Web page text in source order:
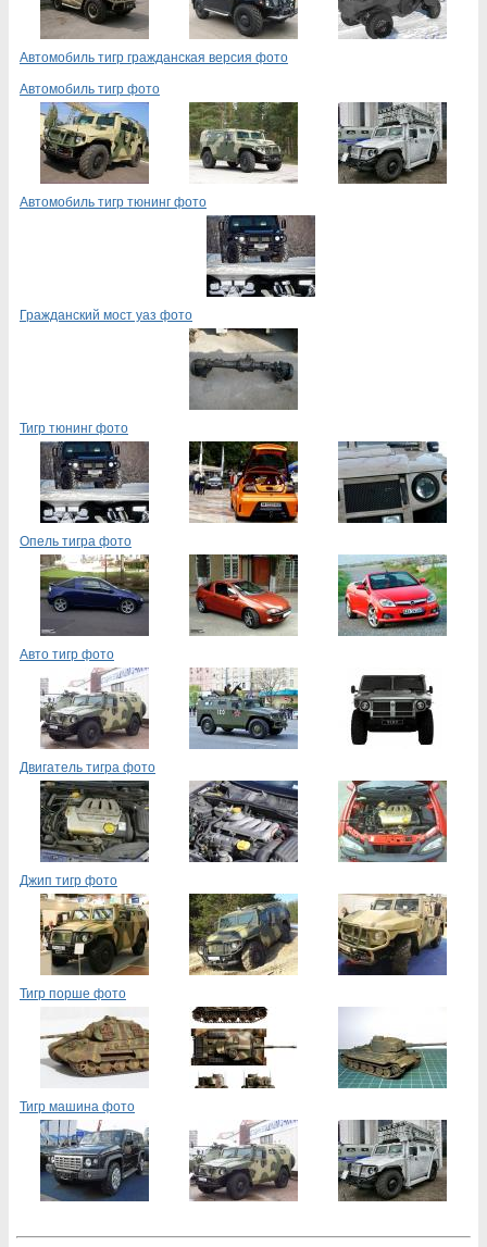
Автомобиль тигр гражданская версия фото
Автомобиль тигр фото
Автомобиль тигр тюнинг фото
Гражданский мост уаз фото
Тигр тюнинг фото
Опель тигра фото
Авто тигр фото
Двигатель тигра фото
Джип тигр фото
Тигр порше фото
Тигр машина фото